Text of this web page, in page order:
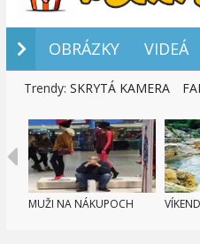
OBRÁZKY VIDEÁ
Trendy: SKRYTÁ KAMERA
MUŽI NA NÁKUPOCH